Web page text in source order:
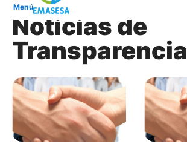
Menú
Noticias de
Transparencia